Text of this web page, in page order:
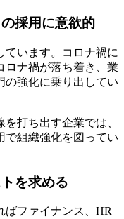
採用に意欲的
ています。コロナ禍に
ロナ禍が落ち着き、業
の強化に乗り出してい
打ち出す企業では、
で組織強化を図ってい
を求める
ばファイナンス、HR